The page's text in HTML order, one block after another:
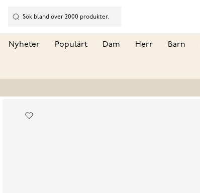
Nyheter Populärt Dam Herr Barn